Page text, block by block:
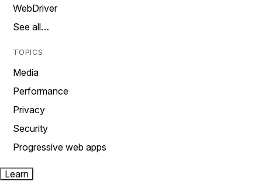
WebDriver
See all…
TOPICS
Media
Performance
Privacy
Security
Progressive web apps
Learn